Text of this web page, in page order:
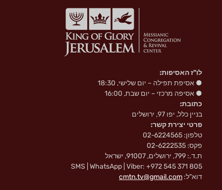
לו"ז האסיפות:
● אסיפת תפילה – יום שלישי, 18:30
● אסיפה מרכזי – יום שבת, 16:00
כתובת:
בניין כלל, יפו 97, ירושלים
פרטי יצירת קשר:
טלפון: 02-6224565
פקס: 02-6222535
ת.ד.: 799, ירושלים, 91007, ישראל
SMS | WhatsApp | Viber: +972 545 371 805
דוא"ל: cmtn.tv@gmail.com